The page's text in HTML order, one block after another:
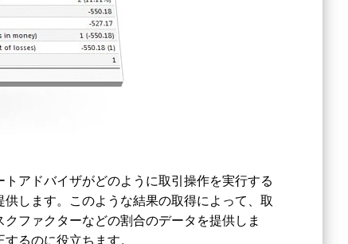
アドバイザがどのように取引操作を実行する
供します。このような結果の取得によって、取
ファクターなどの割合のデータを提供しま
るのに役立ちます。